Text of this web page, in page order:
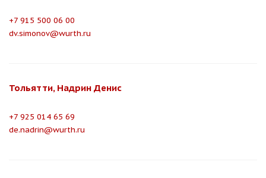
+7 915 500 06 00
dv.simonov@wurth.ru
Тольятти, Надрин Денис
+7 925 014 65 69
de.nadrin@wurth.ru